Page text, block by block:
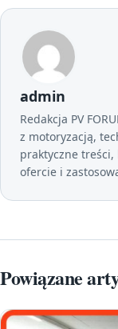
admin
Redakcja PV
z motoryzacją,
praktyczne treści,
ofercie i
Powiązane